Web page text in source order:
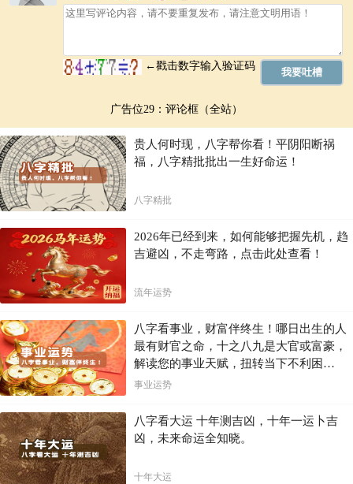
广告位29：评论框（全站）
贵人何时现，八字帮你看！平阴阳断祸
福，八字精批批出一生好命运！
八字精批
2026年已经到来，如何能够把握先机，趋
吉避凶，不走弯路，点击此处查看！
流年运势
八字看事业，财富伴终生！哪日出生的人
最有财官之命，十之八九是大官或富豪，
解读您的事业天赋，扭转当下不利困
局！！
事业运势
八字看大运 十年测吉凶，十年一运卜吉
凶，未来命运全知晓。
十年大运